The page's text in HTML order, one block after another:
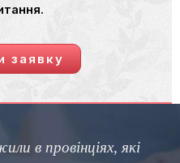
заявку
в провінціях, які